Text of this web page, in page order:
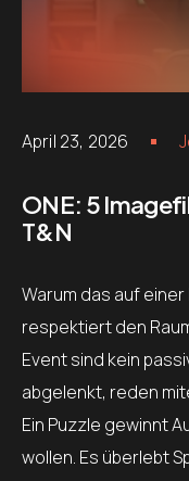
April 23, 2026
ONE: 5
T&N
Warum das auf
respektiert den
Event sind kein
abgelenkt, reden
Ein Puzzle gewinnt
wollen. Es überlebt